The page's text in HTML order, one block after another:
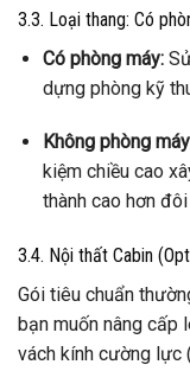
3.3. Loại thang: Có
Có phòng máy:
dựng phòng kỹ
Không phòng
kiệm chiều cao
thành cao hơn đôi
3.4. Nội thất Cabin
Gói tiêu chuẩn
bạn muốn nâng cấp
vách kính cường lực